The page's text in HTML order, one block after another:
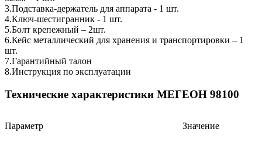
3.Подставка-держатель для аппарата - 1 шт.
4.Ключ-шестигранник - 1 шт.
5.Болт крепежный – 2шт.
6.Кейс металлический для хранения и транспортировки – 1
шт.
7.Гарантийный талон
8.Инструкция по эксплуатации
Технические характеристики МЕГЕОН 98100
Параметр Значение